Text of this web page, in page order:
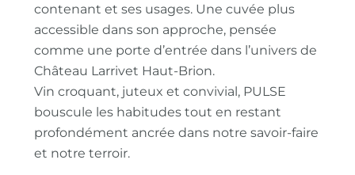
contenant et ses usages. Une cuvée plus
accessible dans son approche, pensée
comme une porte d’entrée dans l’univers de
Château Larrivet Haut-Brion.
Vin croquant, juteux et convivial, PULSE
bouscule les habitudes tout en restant
profondément ancrée dans notre savoir-faire
et notre terroir.